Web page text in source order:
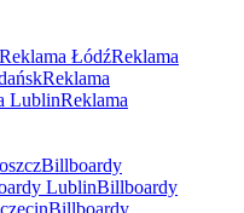
Reklama ŁódźReklama
Reklama
LublinReklama
Billboardy
LublinBillboardy
Billboardy